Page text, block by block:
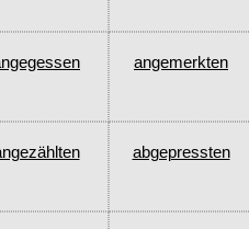
angemerkten
abgepressten